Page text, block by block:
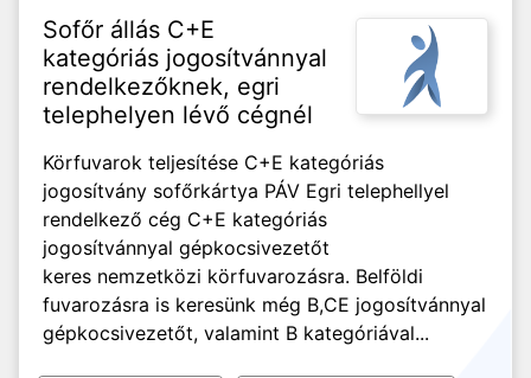
Sofőr állás C+E
kategóriás jogosítvánnyal
rendelkezőknek, egri
telephelyen lévő cégnél
Körfuvarok teljesítése C+E kategóriás
jogosítvány sofőrkártya PÁV Egri telephellyel
rendelkező cég C+E kategóriás
jogosítvánnyal gépkocsivezetőt
keres nemzetközi körfuvarozásra. Belföldi
fuvarozásra is keresünk még B,CE jogosítvánnyal
gépkocsivezetőt, valamint B kategóriával...